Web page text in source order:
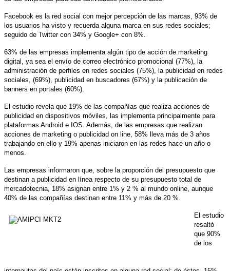
Facebook es la red social con mejor percepción de las marcas, 93% de
los usuarios ha visto y recuerda alguna marca en sus redes sociales;
seguido de Twitter con 34% y Google+ con 8%.
63% de las empresas implementa algún tipo de acción de marketing
digital, ya sea el envío de correo electrónico promocional (77%), la
administración de perfiles en redes sociales (75%), la publicidad en redes
sociales, (69%), publicidad en buscadores (67%) y la publicación de
banners en portales (60%).
El estudio revela que 19% de las compañías que realiza acciones de
publicidad en dispositivos móviles, las implementa principalmente para
plataformas Android e IOS. Además, de las empresas que realizan
acciones de marketing o publicidad on line, 58% lleva más de 3 años
trabajando en ello y 19% apenas iniciaron en las redes hace un año o
menos.
Las empresas informaron que, sobre la proporción del presupuesto que
destinan a publicidad en línea respecto de su presupuesto total de
mercadotecnia, 18% asignan entre 1% y 2 % al mundo online, aunque
40% de las compañías destinan entre 11% y más de 20 %.
El estudio
resaltó
que 90%
de los